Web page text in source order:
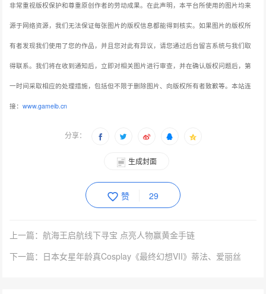
非常重视版权保护和尊重原创作者的劳动成果。在此声明，本平台所使用的图片均来
源于网络资源，我们无法保证每张图片的版权信息都能得到核实。如果图片的版权所
有者发现我们使用了您的作品，并且您对此有异议，请您通过后台留言系统与我们取
得联系。我们将在收到通知后，立即对相关图片进行审查，并在确认版权问题后，第
一时间采取相应的处理措施，包括但不限于删除图片、向版权所有者致歉等。本站连
接：www.gameib.cn
分享：
生成封面
赞 29
上一篇：航海王启航线下寻宝 点亮人物赢黄金手链
下一篇：日本女星年龄真Cosplay《最终幻想VII》蒂法、爱丽丝